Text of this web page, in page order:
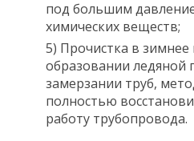
под большим
химических веществ;
5) Прочистка в
образовании ледяной
замерзании труб,
полностью
работу трубопровода.